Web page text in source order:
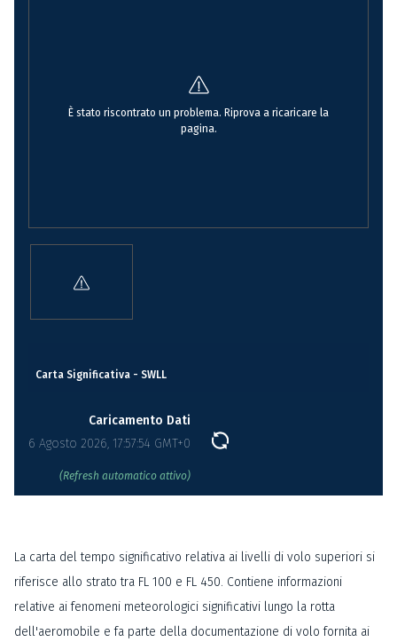
È stato riscontrato un problema. Riprova a ricaricare la
pagina.
Carta Significativa - SWLL
Caricamento Dati
6 Agosto 2026, 17:57:54 GMT+0
(Refresh automatico attivo)
La carta del tempo significativo relativa ai livelli di volo superiori si
riferisce allo strato tra FL 100 e FL 450. Contiene informazioni
relative ai fenomeni meteorologici significativi lungo la rotta
dell'aeromobile e fa parte della documentazione di volo fornita ai